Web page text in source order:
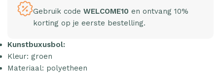
Gebruik code WELCOME10 en ontvang 10%
korting op je eerste bestelling.
Kunstbuxusbol:
Kleur: groen
Materiaal: polyetheen